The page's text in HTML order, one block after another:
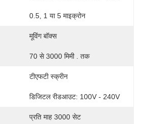
0.5, 1 या 5 माइक्रोन
मूविंग बॉक्स
70 से 3000 मिमी . तक
टीएफटी स्क्रीन
डिजिटल रीडआउट: 100V - 240V
प्रति माह 3000 सेट